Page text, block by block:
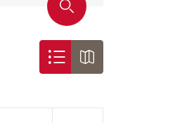
Cercar
LlistatMapa